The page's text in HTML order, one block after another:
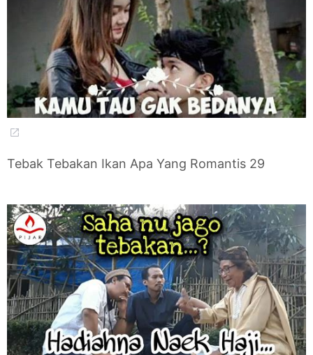
Tebak Tebakan Ikan Apa Yang Romantis 29